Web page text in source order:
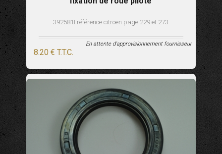
392581I référence citroen page 229 et 273
8.20 € T.T.C.
En attente d'approvisionnement fournisseur